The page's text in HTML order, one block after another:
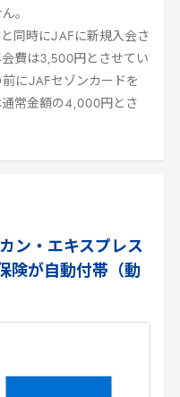
。
同時にJAF に新規入会さ
費は3,500円とさせてい
前にJAFセゾンカードを
常金額の 4 ,000円とさ
ン・エキスプレス
険が自動付帯（動